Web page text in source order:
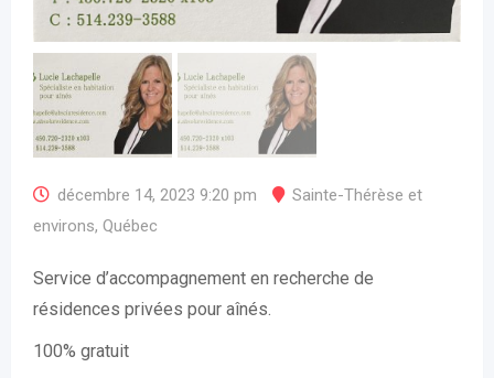
décembre 14, 2023 9:20 pm
Sainte-Thérèse et
environs, Québec
Service d’accompagnement en recherche de
résidences privées pour aînés.
100% gratuit